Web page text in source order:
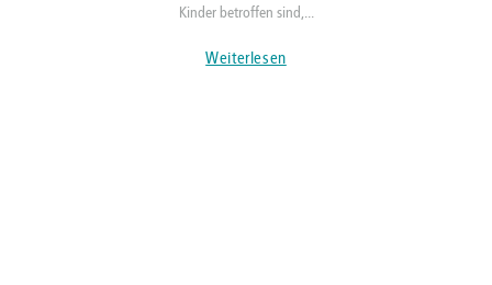
Kinder betroffen sind,...
Weiterlesen